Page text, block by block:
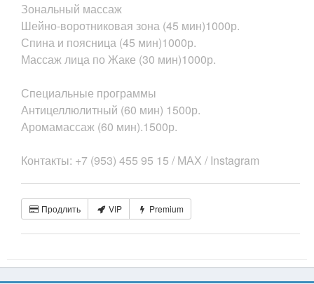
Зональный массаж
Шейно-воротниковая зона (45 мин)1000р.
Спина и поясница (45 мин)1000р.
Массаж лица по Жаке (30 мин)1000р.
Специальные программы
Антицеллюлитный (60 мин) 1500р.
Аромамассаж (60 мин).1500р.
Контакты: +7 (953) 455 95 15 / МАХ / Instagram
Продлить VIP Premium